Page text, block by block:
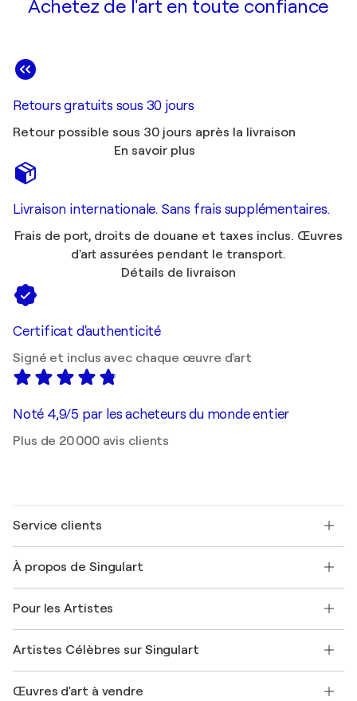
Achetez de l'art en toute confiance
Retours gratuits sous 30 jours
Retour possible sous 30 jours après la livraison
En savoir plus
Livraison internationale. Sans frais supplémentaires.
Frais de port, droits de douane et taxes inclus. Œuvres
d'art assurées pendant le transport.
Détails de livraison
Certificat d'authenticité
Signé et inclus avec chaque œuvre d'art
Noté 4,9/5 par les acheteurs du monde entier
Plus de 20 000 avis clients
Service clients
Expédition
Offrir une carte cadeau
Rejoignez notre programme commercial
Mon compte
+33 1 76 44 06 42
À propos de Singulart
FAQ
Magazine Singulart
Emplois
Découvrez une sélection d'art original
Pour les Artistes
Se connecter en tant qu'Artiste
Artistes Célèbres sur Singulart
Marc Chagall
Œuvres d'art à vendre